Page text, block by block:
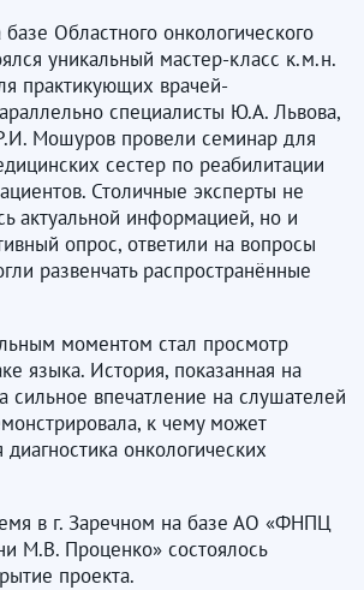
Областного онкологического
уникальный мастер-класс к.м.н.
практикующих врачей-
специалисты Ю.А. Львова,
Мошуров провели семинар для
сестер по реабилитации
Столичные эксперты не
актуальной информацией, но и
опрос, ответили на вопросы
развенчать распространённые
моментом стал просмотр
языка. История, показанная на
сильное впечатление на слушателей
к чему может
онкологических
в г. Заречном на базе АО «ФНПЦ
М.В. Проценко» состоялось
проекта.